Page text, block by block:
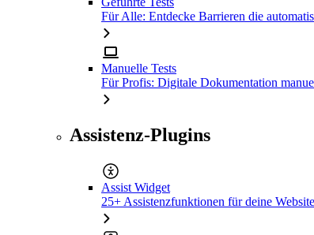
Für Alle: Entdecke Barrieren die
Manuelle Tests
Für Profis: Digitale Dokumentation
Assistenz-Plugins
Assist Widget
25+ Assistenzfunktionen für deine Website